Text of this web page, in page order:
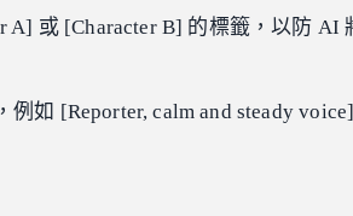
A] 或 [Character B] 的標籤，以防 AI
如 [Reporter, calm and steady voice]